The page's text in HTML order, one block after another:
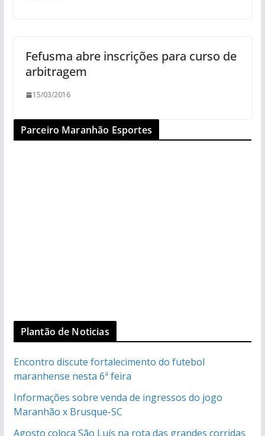
Fefusma abre inscrições para curso de
arbitragem
15/03/2016
Parceiro Maranhão Esportes
Plantão de Noticias
Encontro discute fortalecimento do futebol
maranhense nesta 6ª feira
Informações sobre venda de ingressos do jogo
Maranhão x Brusque-SC
Agosto coloca São Luís na rota das grandes corridas